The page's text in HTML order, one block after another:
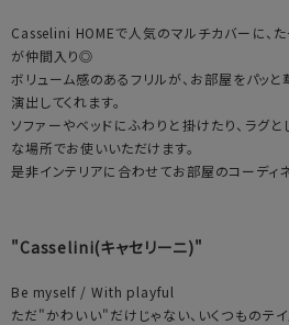
Casselini HOMEで人気のマルチカバーに、
が仲間入り◎
ボリューム感のあるフリルが、お部屋をパッ
演出してくれます。
ソファーやベッドにふわりと掛けたり、ラグ
な場所でお使いいただけます。
是非インテリアに合わせてお部屋のコーディ
"Casselini(キャセリーニ)"
Be myself / With playful
ただ"かわいい"だけじゃない、いくつものテ